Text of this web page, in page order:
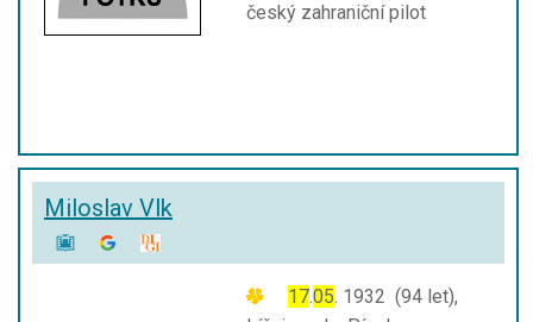
český zahraniční pilot
Miloslav Vlk
17.05. 1932 (94 let),